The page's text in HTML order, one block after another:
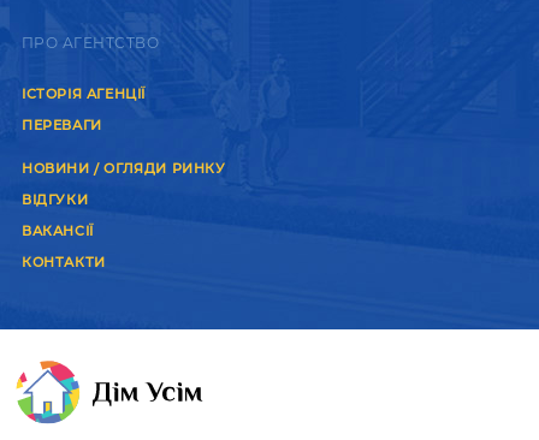
ПРО АГЕНТСТВО
ІСТОРІЯ АГЕНЦІЇ
ПЕРЕВАГИ
НОВИНИ / ОГЛЯДИ РИНКУ
ВІДГУКИ
ВАКАНСІЇ
КОНТАКТИ